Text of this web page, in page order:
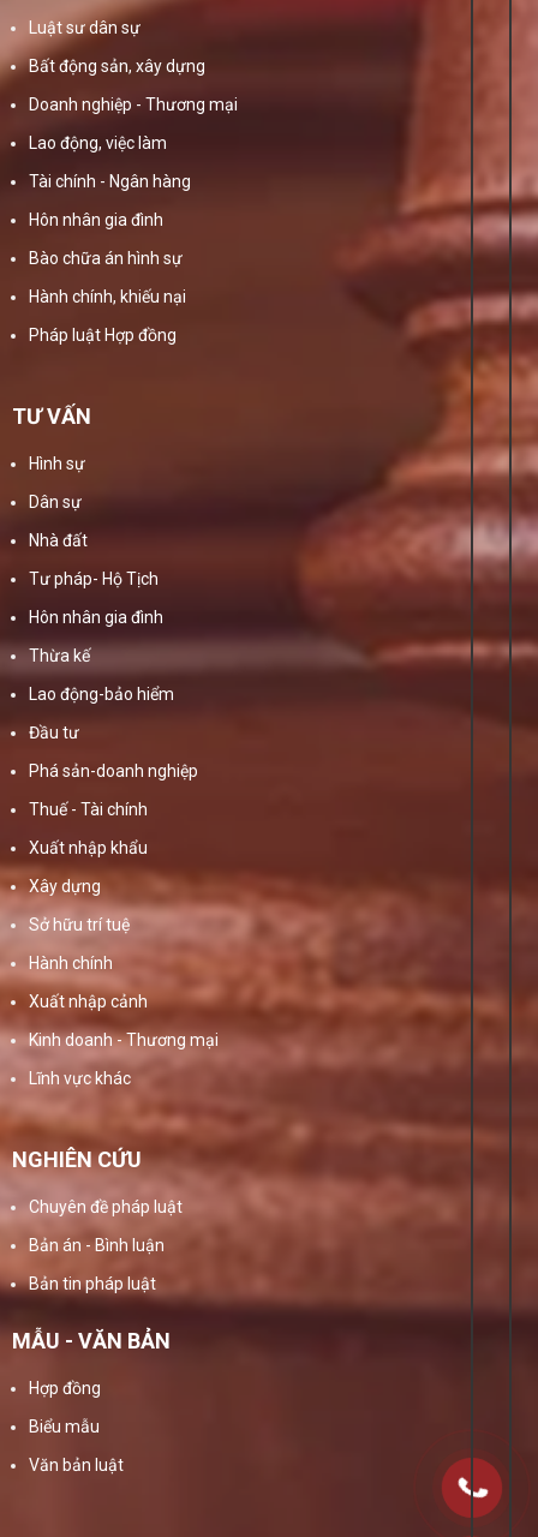
Luật sư dân sự
Bất động sản, xây dựng
Doanh nghiệp - Thương mại
Lao động, việc làm
Tài chính - Ngân hàng
Hôn nhân gia đình
Bào chữa án hình sự
Hành chính, khiếu nại
Pháp luật Hợp đồng
TƯ VẤN
Hình sự
Dân sự
Nhà đất
Tư pháp- Hộ Tịch
Hôn nhân gia đình
Thừa kế
Lao động-bảo hiểm
Đầu tư
Phá sản-doanh nghiệp
Thuế - Tài chính
Xuất nhập khẩu
Xây dựng
Sở hữu trí tuệ
Hành chính
Xuất nhập cảnh
Kinh doanh - Thương mại
Lĩnh vực khác
NGHIÊN CỨU
Chuyên đề pháp luật
Bản án - Bình luận
Bản tin pháp luật
MẪU - VĂN BẢN
Hợp đồng
Biểu mẫu
Văn bản luật